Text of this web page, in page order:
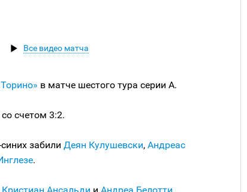
Все видео матча
в матче шестого тура серии А.
счетом 3:2.
забили Деян Кулушевски, Андреас
.